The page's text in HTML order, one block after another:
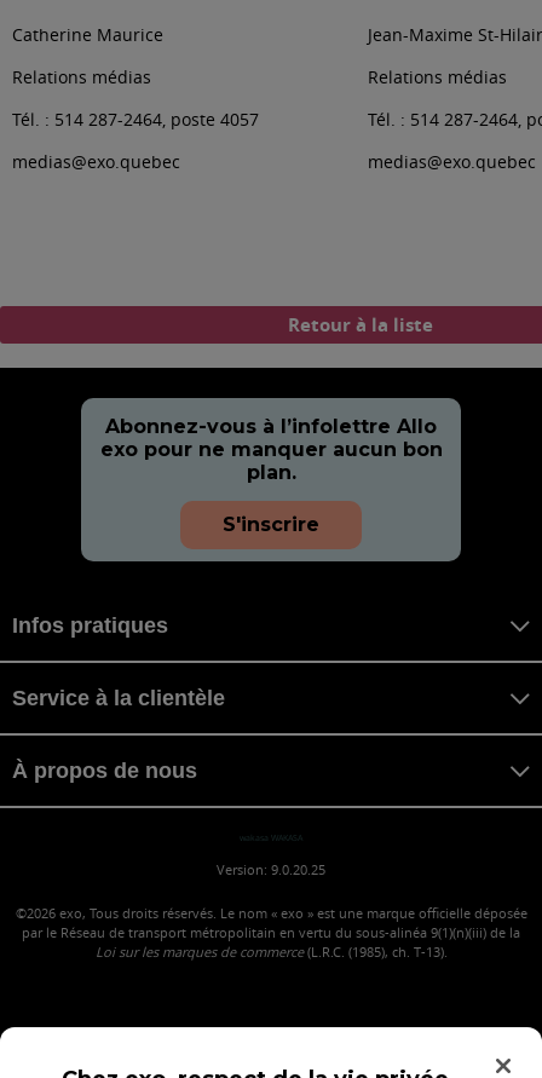
Catherine Maurice
Relations médias
Tél. : 514 287-2464, poste 4057
medias@exo.quebec
Jean-Maxime St-
Relations médias
Tél. : 514 287-2464,
medias@exo.quebec
Retour à la liste
Abonnez-vous à l’infolettre Allo
exo pour ne manquer aucun bon
plan.
S'inscrire
Infos pratiques
Service à la clientèle
À propos de nous
wakasa WAKASA
Version: 9.0.20.25
©2026 exo, Tous droits réservés. Le nom « exo » est une marque officielle déposée
par le Réseau de transport métropolitain en vertu du sous-alinéa 9(1)(n)(iii) de la
Loi sur les marques de commerce(L.R.C. (1985), ch. T-13).